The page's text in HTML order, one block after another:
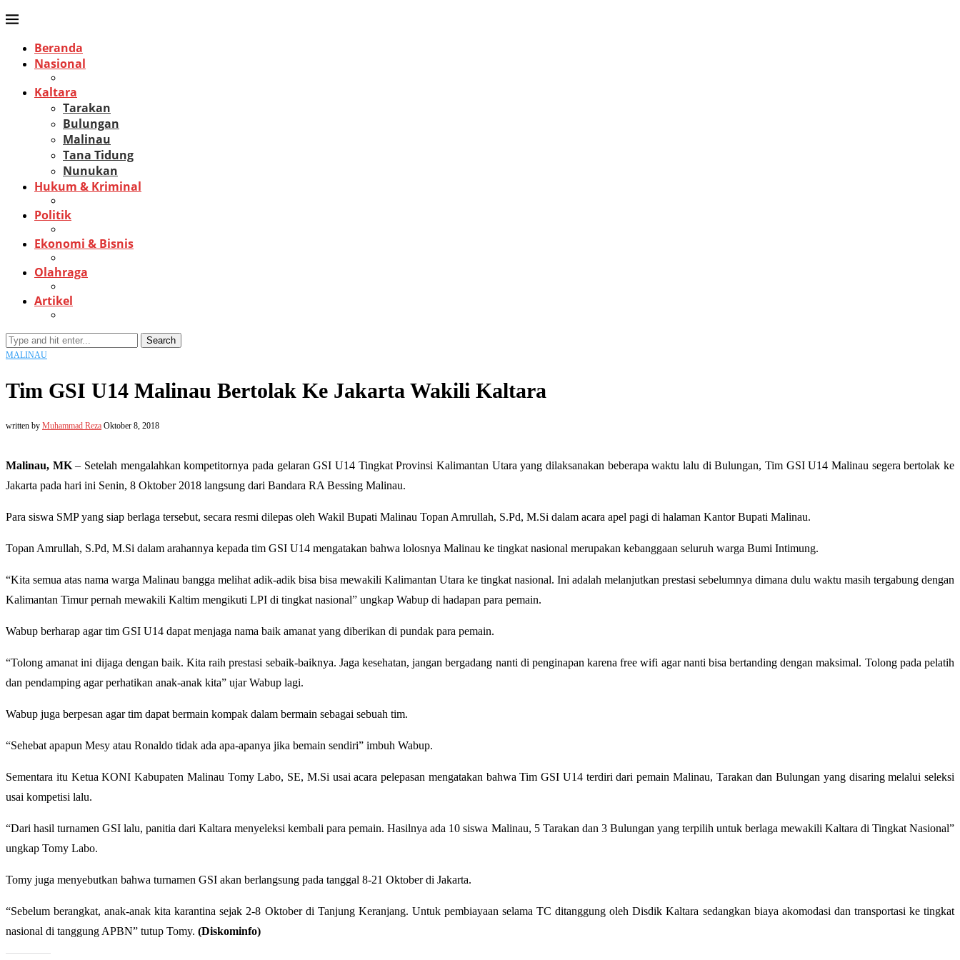
Beranda
Nasional
Kaltara
Tarakan
Bulungan
Malinau
Tana Tidung
Nunukan
Hukum & Kriminal
Politik
Ekonomi & Bisnis
Olahraga
Artikel
Search
MALINAU
Tim GSI U14 Malinau Bertolak Ke Jakarta Wakili Kaltara
written by Muhammad Reza Oktober 8, 2018
Malinau, MK– Setelah mengalahkan kompetitornya pada gelaran GSI U14 Tingkat Provinsi Kalimantan Utara yang dilaksanakan beberapa waktu lalu di Bulungan, Tim GSI U14 Malinau segera bertolak ke
Jakarta pada hari ini Senin, 8 Oktober 2018 langsung dari Bandara RA Bessing Malinau.
Para siswa SMP yang siap berlaga tersebut, secara resmi dilepas oleh Wakil Bupati Malinau Topan Amrullah, S.Pd, M.Si dalam acara apel pagi di halaman Kantor Bupati Malinau.
Topan Amrullah, S.Pd, M.Si dalam arahannya kepada tim GSI U14 mengatakan bahwa lolosnya Malinau ke tingkat nasional merupakan kebanggaan seluruh warga Bumi Intimung.
“Kita semua atas nama warga Malinau bangga melihat adik-adik bisa bisa mewakili Kalimantan Utara ke tingkat nasional. Ini adalah melanjutkan prestasi sebelumnya dimana dulu waktu masih tergabung dengan
Kalimantan Timur pernah mewakili Kaltim mengikuti LPI di tingkat nasional” ungkap Wabup di hadapan para pemain.
Wabup berharap agar tim GSI U14 dapat menjaga nama baik amanat yang diberikan di pundak para pemain.
“Tolong amanat ini dijaga dengan baik. Kita raih prestasi sebaik-baiknya. Jaga kesehatan, jangan bergadang nanti di penginapan karena free wifi agar nanti bisa bertanding dengan maksimal. Tolong pada pelatih
dan pendamping agar perhatikan anak-anak kita” ujar Wabup lagi.
Wabup juga berpesan agar tim dapat bermain kompak dalam bermain sebagai sebuah tim.
“Sehebat apapun Mesy atau Ronaldo tidak ada apa-apanya jika bemain sendiri” imbuh Wabup.
Sementara itu Ketua KONI Kabupaten Malinau Tomy Labo, SE, M.Si usai acara pelepasan mengatakan bahwa Tim GSI U14 terdiri dari pemain Malinau, Tarakan dan Bulungan yang disaring melalui seleksi
usai kompetisi lalu.
“Dari hasil turnamen GSI lalu, panitia dari Kaltara menyeleksi kembali para pemain. Hasilnya ada 10 siswa Malinau, 5 Tarakan dan 3 Bulungan yang terpilih untuk berlaga mewakili Kaltara di Tingkat Nasional”
ungkap Tomy Labo.
Tomy juga menyebutkan bahwa turnamen GSI akan berlangsung pada tanggal 8-21 Oktober di Jakarta.
“Sebelum berangkat, anak-anak kita karantina sejak 2-8 Oktober di Tanjung Keranjang. Untuk pembiayaan selama TC ditanggung oleh Disdik Kaltara sedangkan biaya akomodasi dan transportasi ke tingkat
nasional di tanggung APBN” tutup Tomy. (Diskominfo)